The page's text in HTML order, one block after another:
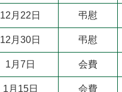
12月22日 弔慰
12月30日 弔慰
1月7日 会費
1月15日 会費